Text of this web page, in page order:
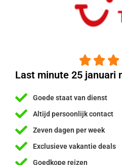
  
Last minute 25 januari
Goede staat van dienst
Altijd persoonlijk contact
Zeven dagen per week
Exclusieve vakantie deals
Goedkope reizen